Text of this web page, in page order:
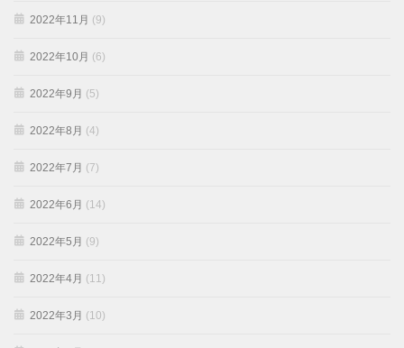
2022年11月 (9)
2022年10月 (6)
2022年9月 (5)
2022年8月 (4)
2022年7月 (7)
2022年6月 (14)
2022年5月 (9)
2022年4月 (11)
2022年3月 (10)